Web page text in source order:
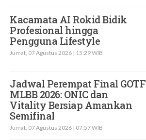
Kacamata AI Rokid Bidik
Profesional hingga
Pengguna Lifestyle
Jumat, 07 Agustus 2026 | 15:29 WIB
Jadwal Perempat Final GOTF
MLBB 2026: ONIC dan
Vitality Bersiap Amankan
Semifinal
Jumat, 07 Agustus 2026 | 07:57 WIB